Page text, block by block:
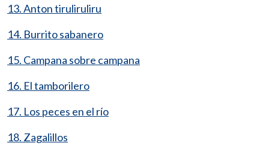
13. Anton tiruliruliru
14. Burrito sabanero
15. Campana sobre campana
16. El tamborilero
17. Los peces en el río
18. Zagalillos